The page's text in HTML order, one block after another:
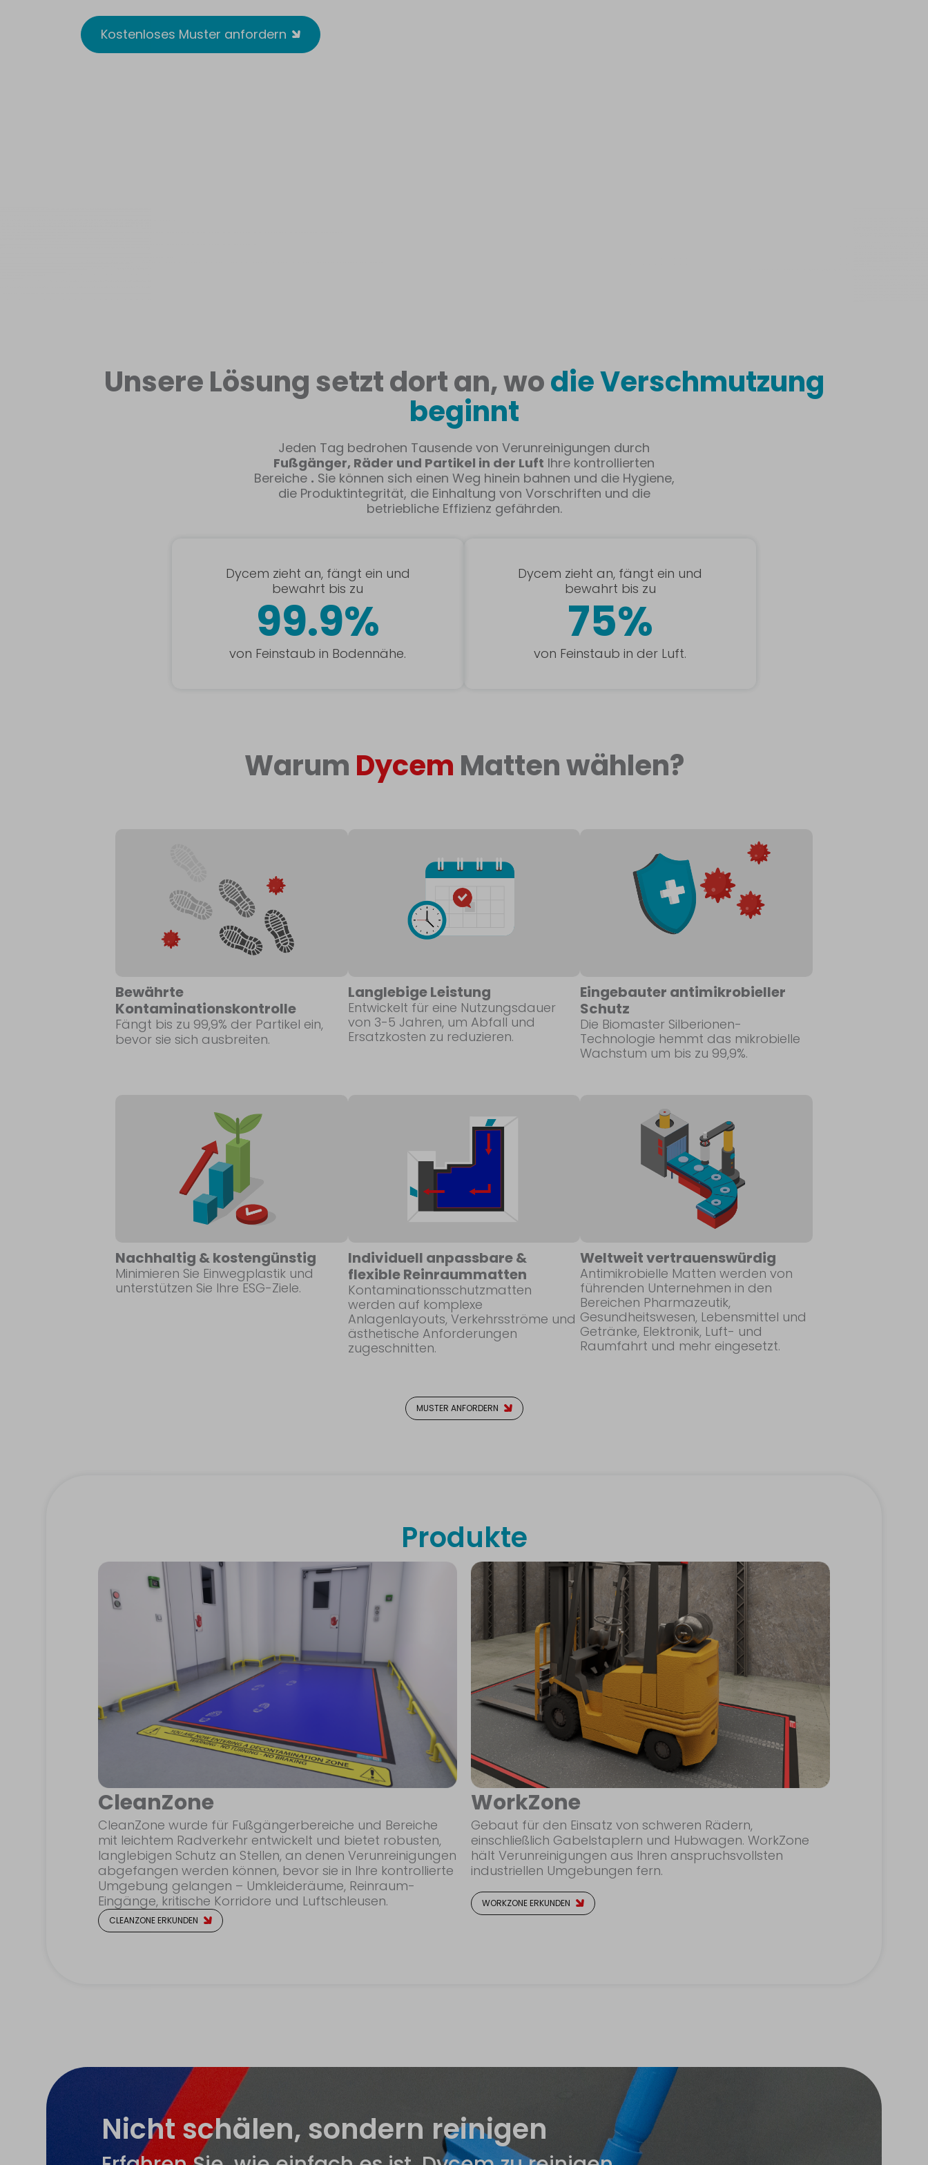
Kostenloses Muster anfordern
Unsere Lösung setzt dort an, wodie Verschmutzung
beginnt
Jeden Tag bedrohen Tausende von Verunreinigungen durch
Fußgänger, Räder und Partikel in der Luft Ihre kontrollierten
Bereiche . Sie können sich einen Weg hinein bahnen und die Hygiene,
die Produktintegrität, die Einhaltung von Vorschriften und die
betriebliche Effizienz gefährden.
Dycem zieht an, fängt ein und
bewahrt bis zu
99.9%
von Feinstaub in Bodennähe.
Dycem zieht an, fängt ein und
bewahrt bis zu
75%
von Feinstaub in der Luft.
Warum Dycem Matten wählen?
Bewährte
Kontaminationskontrolle
Fängt bis zu 99,9% der Partikel ein,
bevor sie sich ausbreiten.
Langlebige Leistung
Entwickelt für eine Nutzungsdauer
von 3-5 Jahren, um Abfall und
Ersatzkosten zu reduzieren.
Eingebauter antimikrobieller
Schutz
Die Biomaster Silberionen-
Technologie hemmt das mikrobielle
Wachstum um bis zu 99,9%.
Nachhaltig & kostengünstig
Minimieren Sie Einwegplastik und
unterstützen Sie Ihre ESG-Ziele.
Individuell anpassbare &
flexible Reinraummatten
Kontaminationsschutzmatten
werden auf komplexe
Anlagenlayouts, Verkehrsströme und
ästhetische Anforderungen
zugeschnitten.
Weltweit vertrauenswürdig
Antimikrobielle Matten werden von
führenden Unternehmen in den
Bereichen Pharmazeutik,
Gesundheitswesen, Lebensmittel und
Getränke, Elektronik, Luft- und
Raumfahrt und mehr eingesetzt.
MUSTER ANFORDERN
Produkte
CleanZone
CleanZone wurde für Fußgängerbereiche und Bereiche
mit leichtem Radverkehr entwickelt und bietet robusten,
langlebigen Schutz an Stellen, an denen Verunreinigungen
abgefangen werden können, bevor sie in Ihre kontrollierte
Umgebung gelangen – Umkleideräume, Reinraum-
Eingänge, kritische Korridore und Luftschleusen.
CLEANZONE ERKUNDEN
WorkZone
Gebaut für den Einsatz von schweren Rädern,
einschließlich Gabelstaplern und Hubwagen. WorkZone
hält Verunreinigungen aus Ihren anspruchsvollsten
industriellen Umgebungen fern.
WORKZONE ERKUNDEN
Nicht schälen, sondern reinigen